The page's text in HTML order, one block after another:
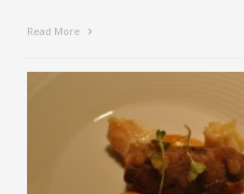
Read More